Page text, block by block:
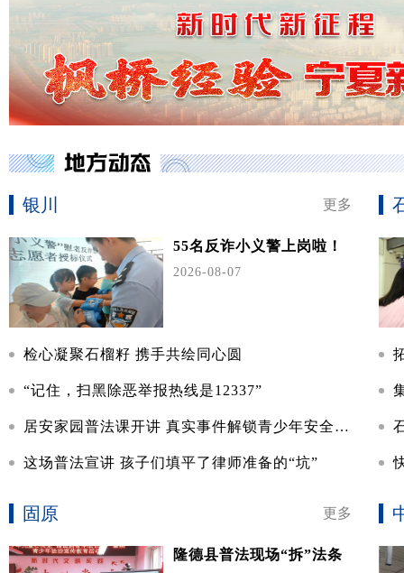
银川 更多
55名反诈小义警上岗啦！
2026-08-07
检心凝聚石榴籽 携手共绘同心圆
“记住，扫黑除恶举报热线是12337”
居安家园普法课开讲 真实事件解锁青少年安全上网指南
这场普法宣讲 孩子们填平了律师准备的“坑”
固原 更多
隆德县普法现场“拆”法条